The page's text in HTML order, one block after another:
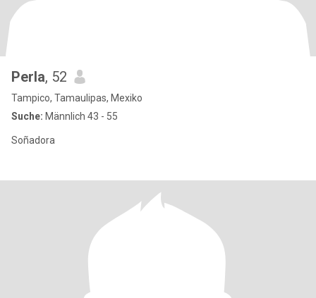
Perla, 52
Tampico, Tamaulipas, Mexiko
Suche: Männlich 43 - 55
Soñadora